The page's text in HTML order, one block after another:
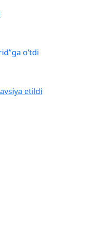
o‘tdi
etildi